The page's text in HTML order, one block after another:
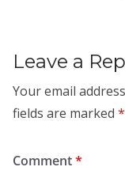
Leave a
Your email
fields are marked *
Comment*